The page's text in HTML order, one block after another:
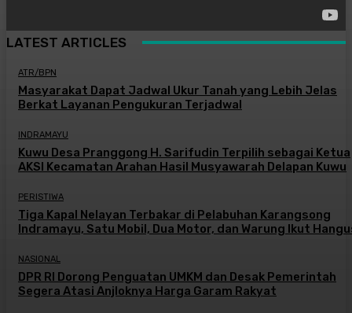
LATEST ARTICLES
ATR/BPN
Masyarakat Dapat Jadwal Ukur Tanah yang Lebih Jelas
Berkat Layanan Pengukuran Terjadwal
INDRAMAYU
Kuwu Desa Pranggong H. Sarifudin Terpilih sebagai Ketua
AKSI Kecamatan Arahan Hasil Musyawarah Delapan Kuwu
PERISTIWA
Tiga Kapal Nelayan Terbakar di Pelabuhan Karangsong
Indramayu, Satu Mobil, Dua Motor, dan Warung Ikut
NASIONAL
DPR RI Dorong Penguatan UMKM dan Desak Pemerintah
Segera Atasi Anjloknya Harga Garam Rakyat